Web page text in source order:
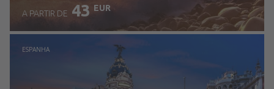
Ver detalhes
A PARTIR DE 43 EUR
ESPANHA